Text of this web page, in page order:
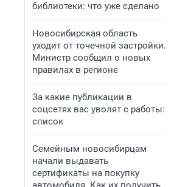
библиотеки: что уже сделано
Новосибирская область
уходит от точечной застройки.
Министр сообщил о новых
правилах в регионе
За какие публикации в
соцсетях вас уволят с работы:
список
Семейным новосибирцам
начали выдавать
сертификаты на покупку